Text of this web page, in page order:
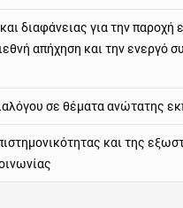
διαφάνειας για την παροχή
απήχηση και την ενεργό
σε θέματα ανώτατης
και της